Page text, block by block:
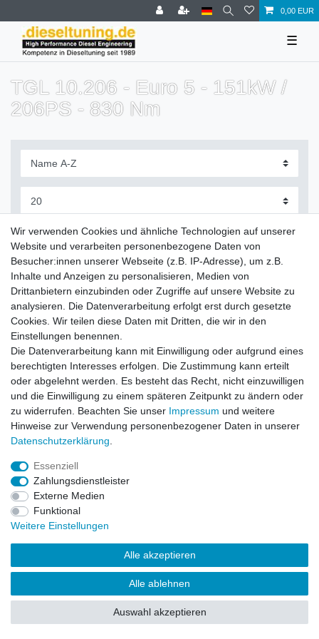
0,00 EUR
☰
TGL 10.206 - Euro 5 - 151kW /
206PS - 830 Nm
Filter
Zahlung und Versand
Impressum Daten­schutz­erklärung AGB
Barrierefreiheitserklärung Widerrufs­recht
Vertrag widerrufen
© Copyright 2026 | Alle Rechte vorbehalten.
Wir verwenden Cookies und ähnliche Technologien auf unserer
Website und verarbeiten personenbezogene Daten von
Besucher:innen unserer Webseite (z.B. IP-Adresse), um z.B.
Inhalte und Anzeigen zu personalisieren, Medien von
Drittanbietern einzubinden oder Zugriffe auf unsere Website zu
analysieren. Die Datenverarbeitung erfolgt erst durch gesetzte
Cookies. Wir teilen diese Daten mit Dritten, die wir in den
Einstellungen benennen.
Die Datenverarbeitung kann mit Einwilligung oder aufgrund eines
berechtigten Interesses erfolgen. Die Zustimmung kann erteilt
oder abgelehnt werden. Es besteht das Recht, nicht einzuwilligen
und die Einwilligung zu einem späteren Zeitpunkt zu ändern oder
zu widerrufen. Beachten Sie unser Impressum und weitere
Hinweise zur Verwendung personenbezogener Daten in unserer
Daten­schutz­erklärung
Essenziell
Zahlungsdienstleister
Externe Medien
Funktional
Weitere Einstellungen
Alle akzeptieren
Alle ablehnen
Auswahl akzeptieren